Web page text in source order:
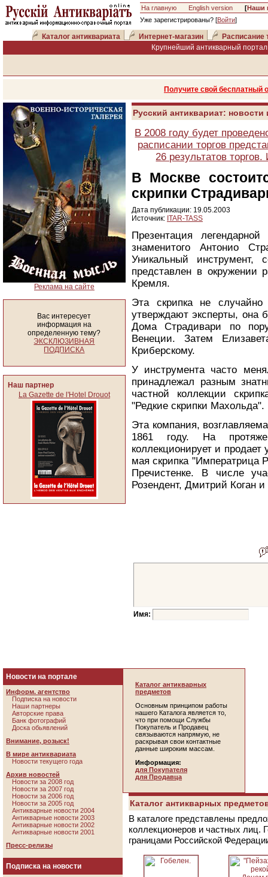
На главную English version [Наши
Уже зарегистрированы? [Войти]
Каталог антиквариата Интернет-магазин
Расписание
Крупнейший антикварный
Получите свой
Реклама на сайте
Вас интересует
информация на
определенную тему?
ЭКСКЛЮЗИВНАЯ
ПОДПИСКА
Наш партнер
La Gazette de l'Hotel Drouot
Русский антиквариат:
В 2008 году будет
расписании торгов
26 результатов
В Москве
скрипки
Дата публикации: 19.05.2003
Источник: ITAR-TASS
Презентация
знаменитого Антонио
Уникальный
представлен в окружении
Кремля.
Эта скрипка не
утверждают эксперты, она
Дома Страдивари по
Венеции. Затем
Криберскому.
У инструмента часто
принадлежал разным
частной коллекции
"Редкие скрипки Махольда".
Эта компания,
1861 году. На
коллекционирует и
мая скрипка "Императрица
Пречистенке. В числе
Розендент, Дмитрий Коган
Имя:
Новости на портале
Информ. агентство
Подписка на новости
Наши партнеры
Авторские права
Банк фотографий
Доска обьявлений
Внимание, розыск!
В мире антиквариата
Новости текущего года
Архив новостей
Новости за 2008 год
Новости за 2007 год
Новости за 2006 год
Новости за 2005 год
Антикварные новости 2004
Антикварные новости 2003
Антикварные новости 2002
Антикварные новости 2001
Пресс-релизы
Подписка на новости
Каталог антикварных
предметов
Основным принципом работы
нашего Каталога является то,
что при помощи Службы
Покупатель и Продавец
связываются напрямую, не
раскрывая свои контактные
данные широким массам.
Информация:
для Покупателя
для Продавца
Каталог антикварных
В каталоге представлены
коллекционеров и частных лиц.
границами Российской